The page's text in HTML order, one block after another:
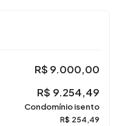
R$ 9.000,00
R$ 254,49
Condomínio isento
R$ 9.254,49